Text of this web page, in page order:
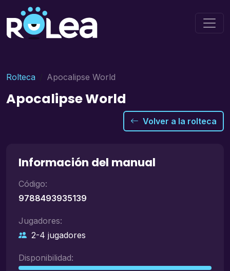
Rolteca Apocalipse World
Apocalipse World
Volver a la rolteca
Información del manual
Código:
9788493935139
Jugadores:
2-4 jugadores
Disponibilidad: